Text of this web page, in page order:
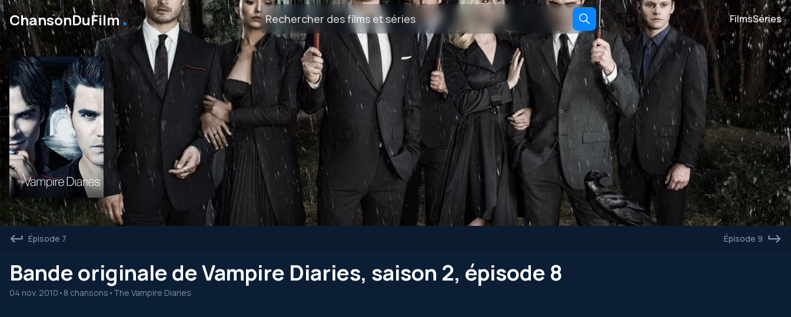
ChansonDuFilm․ FilmsSéries
Épisode 7 Épisode 9
Bande originale de Vampire Diaries, saison 2, épisode 8
04 nov. 2010 • 8 chansons • The Vampire Diaries